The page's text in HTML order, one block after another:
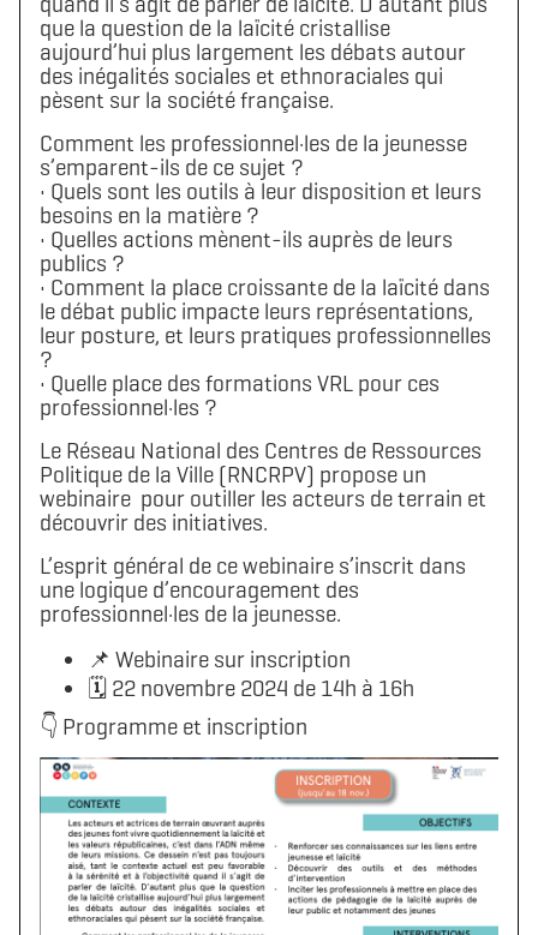
que la question de la laïcité cristallise
aujourd’hui plus largement les débats autour
des inégalités sociales et ethnoraciales qui
pèsent sur la société française.
Comment les professionnel·les de la jeunesse
s’emparent-ils de ce sujet ?
• Quels sont les outils à leur disposition et leurs
besoins en la matière ?
• Quelles actions mènent-ils auprès de leurs
publics ?
• Comment la place croissante de la laïcité dans
le débat public impacte leurs représentations,
leur posture, et leurs pratiques professionnelles
?
• Quelle place des formations VRL pour ces
professionnel·les ?
Le Réseau National des Centres de Ressources
Politique de la Ville (RNCRPV) propose un
webinaire pour outiller les acteurs de terrain et
découvrir des initiatives.
L’esprit général de ce webinaire s’inscrit dans
une logique d’encouragement des
professionnel·les de la jeunesse.
📌 Webinaire sur inscription
🗓 22 novembre 2024 de 14h à 16h
👇 Programme et inscription